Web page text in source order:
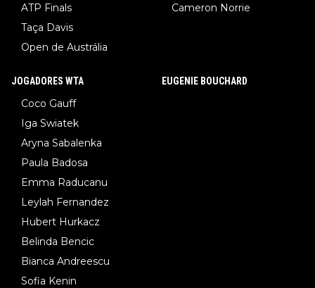
ATP Finals
Taça Davis
Open de Austrália
Cameron Norrie
JOGADORES WTA
Coco Gauff
Iga Swiatek
Aryna Sabalenka
Paula Badosa
Emma Raducanu
Leylah Fernandez
Hubert Hurkacz
Belinda Bencic
Bianca Andreescu
Sofia Kenin
EUGENIE BOUCHARD